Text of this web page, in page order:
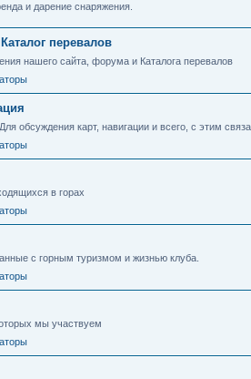
и дарение снаряжения.
перевалов
нашего сайта, форума и Каталога перевалов
обсуждения карт, навигации и всего, с этим
в горах
с горным туризмом и жизнью клуба.
мы участвуем